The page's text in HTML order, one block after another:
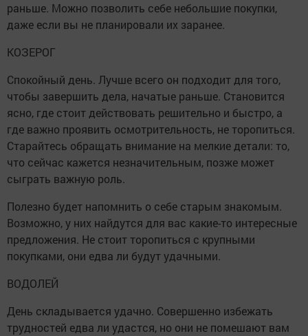
раньше. Можно позволить себе небольшие покупки,
даже если вы не планировали их заранее.
КОЗЕРОГ
Спокойный день. Лучше всего он подходит для того,
чтобы завершить дела, начатые раньше. Становится
ясно, где стоит действовать решительно и быстро, а
где важно проявить осмотрительность, не торопиться.
Старайтесь обращать внимание на мелкие детали: то,
что сейчас кажется незначительным, позже может
сыграть важную роль.
Полезно будет напомнить о себе старым знакомым.
Возможно, у них найдутся для вас какие-то интересные
предложения. Не стоит торопиться с крупными
покупками, они едва ли будут удачными.
ВОДОЛЕЙ
День складывается удачно. Совершенно избежать
трудностей едва ли удастся, но они не помешают вам